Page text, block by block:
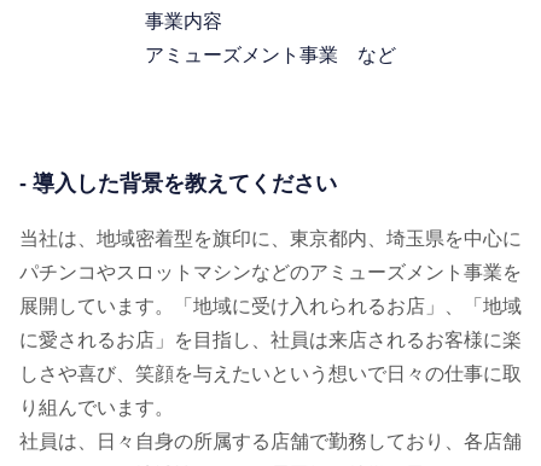
事業内容
アミューズメント事業 など
- 導入した背景を教えてください
当社は、地域密着型を旗印に、東京都内、埼玉県を中心に
パチンコやスロットマシンなどのアミューズメント事業を
展開しています。「地域に受け入れられるお店」、「地域
に愛されるお店」を目指し、社員は来店されるお客様に楽
しさや喜び、笑顔を与えたいという想いで日々の仕事に取
り組んでいます。
社員は、日々自身の所属する店舗で勤務しており、各店舗